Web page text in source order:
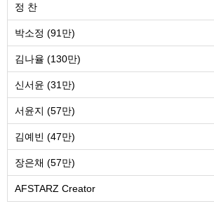
정 찬
박소정 (91만)
김나율 (130만)
신서윤 (31만)
서윤지 (57만)
김예빈 (47만)
장은채 (57만)
AFSTARZ Creator